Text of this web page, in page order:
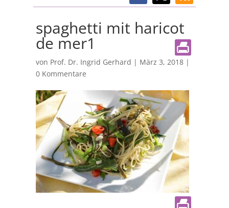
spaghetti mit haricot
de mer1
von Prof. Dr. Ingrid Gerhard | März 3, 2018|
0 Kommentare